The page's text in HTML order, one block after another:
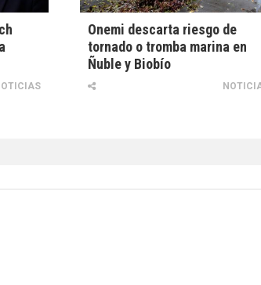
Onemi descarta riesgo de
tornado o tromba marina en
Ñuble y Biobío